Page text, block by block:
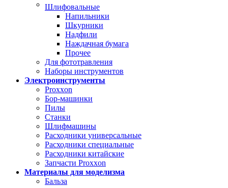
Шлифовальные
Напильники
Шкурники
Надфили
Наждачная бумага
Прочее
Для фототравления
Наборы инструментов
Электроинструменты
Proxxon
Бор-машинки
Пилы
Станки
Шлифмашины
Расходники универсальные
Расходники специальные
Расходники китайские
Запчасти Proxxon
Материалы для моделизма
Бальза